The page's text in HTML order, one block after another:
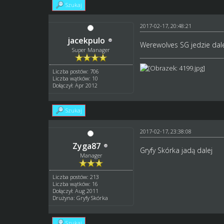
Szukaj
jacekpulo
Super Manager
Liczba postów: 706
Liczba wątków: 10
Dołączył: Apr 2012
2017-02-17, 20:48:21
Werewolves SG jedzie
Szukaj
Zyga87
Manager
Liczba postów: 213
Liczba wątków: 16
Dołączył: Aug 2011
Drużyna: Gryfy Skórka
2017-02-17, 23:38:08
Gryfy Skórka jadą dalej